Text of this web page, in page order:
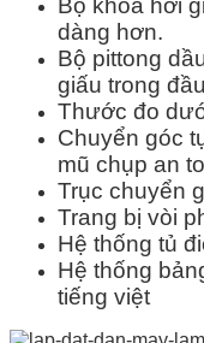
Bộ khóa hơi
dàng hơn.
Bộ pittong
giấu trong
Thước đo
Chuyển góc
mũ chụp an
Trục chuyển
Trang bị vòi
Hệ thống tủ
Hệ thống
tiếng việt